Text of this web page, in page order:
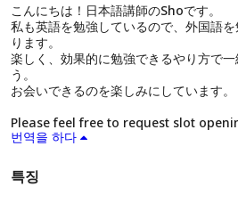
こんにちは！日本語講師のShoです。
私も英語を勉強しているので、外国語
ります。
楽しく、効果的に勉強できるやり方で
う。
お会いできるのを楽しみにしています。
Please feel free to request slot
번역을 하다
특징